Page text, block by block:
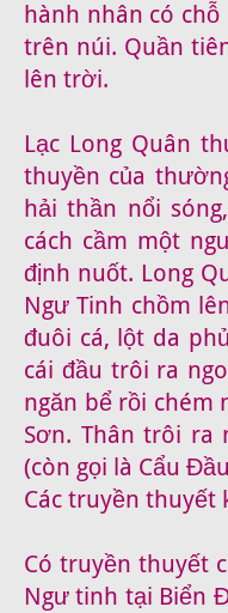
hành nhân có
trên núi. Quần
lên trời.
Lạc Long Quân
thuyền của
hải thần nổi
cách cầm một
định nuốt. Long
Ngư Tinh chồm
đuôi cá, lột da
cái đầu trôi ra
ngăn bể rồi chém
Sơn. Thân trôi ra
(còn gọi là Cẩu
Các truyền thuyết
Có truyền thuyết
Ngư tinh tại Biển